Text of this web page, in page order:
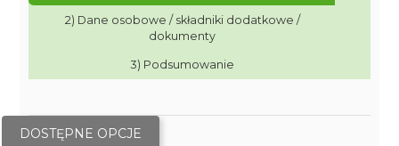
2) Dane osobowe / składniki dodatkowe /
dokumenty
3) Podsumowanie
DOSTĘPNE OPCJE